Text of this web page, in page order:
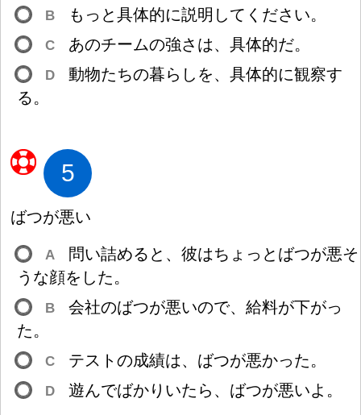
B もっと具体的に説明 してください。
C あのチームの強さは、 具体的だ。
D 動物たちの暮らしを、 具体的に観察す
る。
5
ばつが悪い
A 問い詰めると、 彼はちょっとばつが悪そ
うな顔をした。
B 会社のばつが悪いので、 給料が下がっ
た。
C テストの成績は、ばつが悪かった。
D 遊んでばかりいたら、ばつが悪いよ。